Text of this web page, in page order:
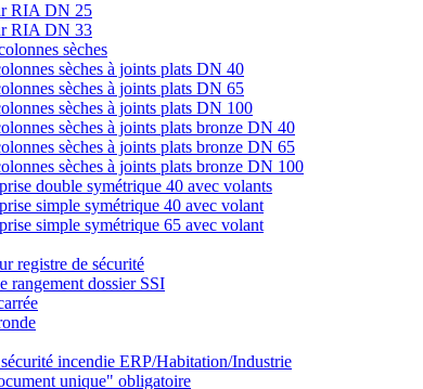
RIA DN 25
RIA DN 33
sèches
sèches à joints plats DN 40
sèches à joints plats DN 65
sèches à joints plats DN 100
sèches à joints plats bronze DN 40
sèches à joints plats bronze DN 65
sèches à joints plats bronze DN 100
double symétrique 40 avec volants
simple symétrique 40 avec volant
simple symétrique 65 avec volant
registre de sécurité
rangement dossier SSI
incendie ERP/Habitation/Industrie
unique" obligatoire